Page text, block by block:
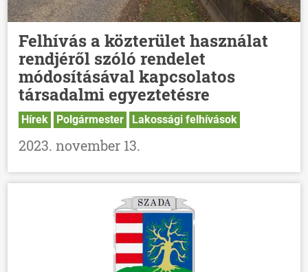
Felhívás a közterület használat
rendjéről szóló rendelet
módosításával kapcsolatos
társadalmi egyeztetésre
Hírek Polgármester Lakossági felhívások
2023. november 13.